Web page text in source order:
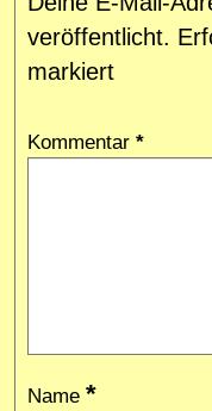
veröffentlicht.
markiert
Kommentar *
Name *